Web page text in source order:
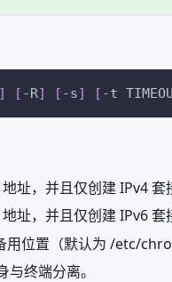
] [ -R] [ -s] [ -t
址，并且仅创建 IPv4 套
址，并且仅创建 IPv6 套
用位置（默认为 /etc/
终端分离。